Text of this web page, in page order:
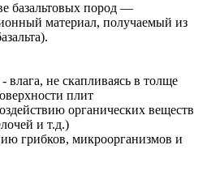
базальтовых пород —
материал, получаемый из
влага, не скапливаясь в толще
плит
органических веществ
и т.д.)
грибков, микроорганизмов и